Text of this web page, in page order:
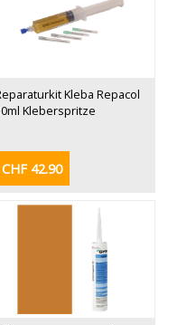
Kleba Repacol
Kleberspritze
CHF 42.90